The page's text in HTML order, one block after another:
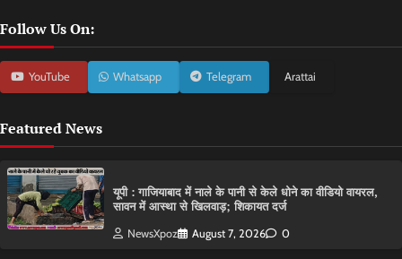
Follow Us On:
YouTube Whatsapp Telegram Arattai
Featured News
यूपी : गाजियाबाद में नाले के पानी से केले धोने का वीडियो वायरल,
सावन में आस्था से खिलवाड़; शिकायत दर्ज
NewsXpoz August 7, 2026 0